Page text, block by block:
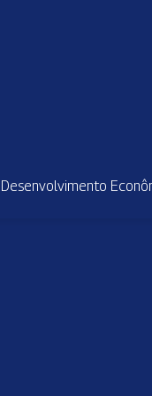
Desenvolvimento